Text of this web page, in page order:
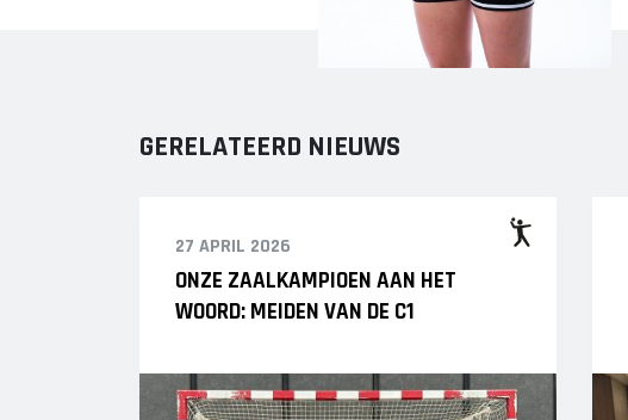
GERELATEERD NIEUWS
27 APRIL 2026
ONZE ZAALKAMPIOEN AAN HET
WOORD: MEIDEN VAN DE C1